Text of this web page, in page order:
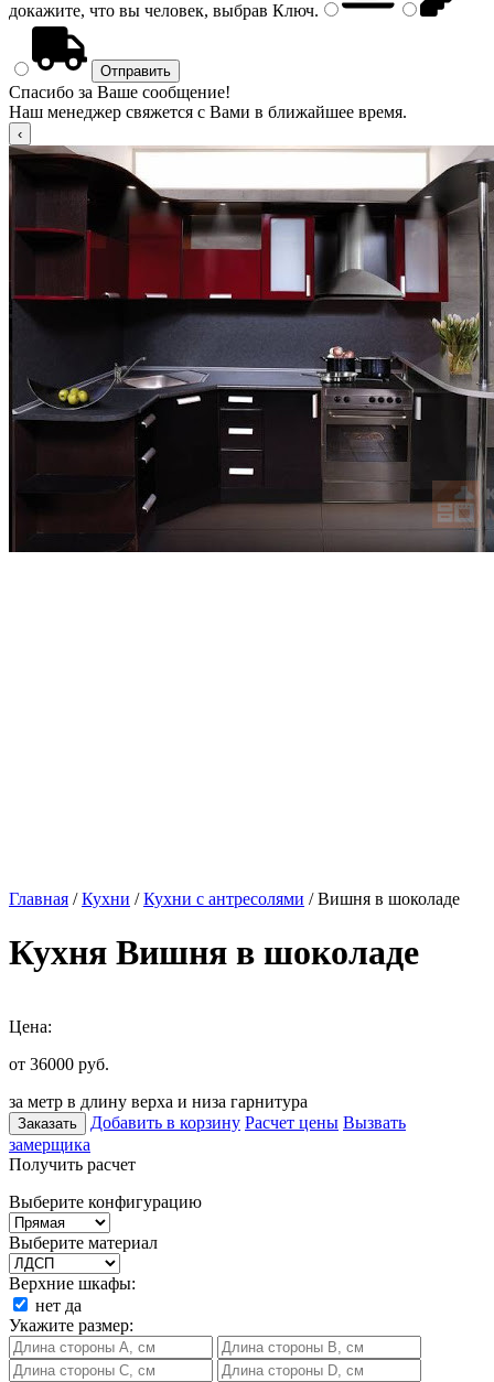
докажите, что вы человек, выбрав Ключ.
Спасибо за Ваше сообщение!
Наш менеджер свяжется с Вами в ближайшее время.
Главная /Кухни /Кухни с антресолями / Вишня в шоколаде
Кухня Вишня в шоколаде
Цена:
от 36000 руб.
за метр в длину верха и низа гарнитура
Заказать Добавить в корзину Расчет цены Вызвать
замерщика
Получить расчет
Выберите конфигурацию
Выберите материал
Верхние шкафы:
нет да
Укажите размер: